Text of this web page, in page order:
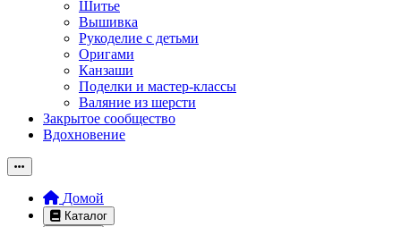
Шитье
Вышивка
Рукоделие с детьми
Оригами
Канзаши
Поделки и мастер-классы
Валяние из шерсти
Закрытое сообщество
Вдохновение
Домой
Каталог